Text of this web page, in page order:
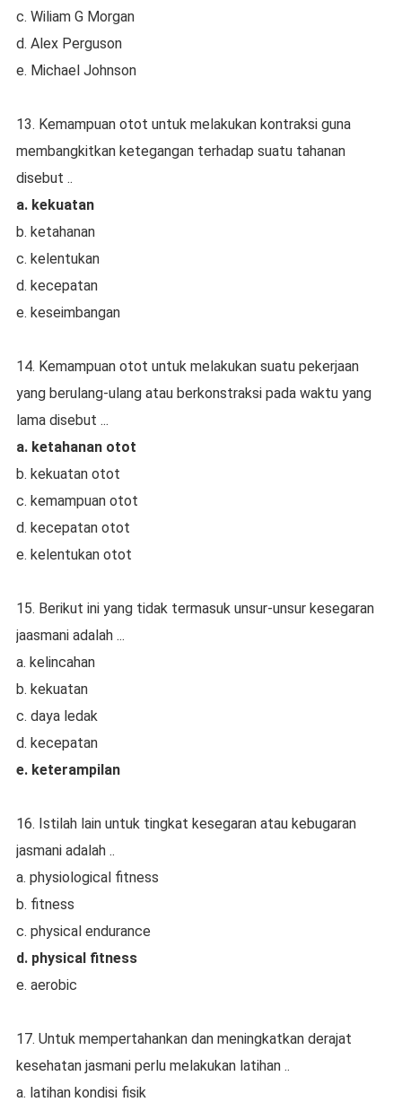
c. Wiliam G Morgan
d. Alex Perguson
e. Michael Johnson
13. Kemampuan otot untuk melakukan kontraksi guna
membangkitkan ketegangan terhadap suatu tahanan
disebut ..
a. kekuatan
b. ketahanan
c. kelentukan
d. kecepatan
e. keseimbangan
14. Kemampuan otot untuk melakukan suatu pekerjaan
yang berulang-ulang atau berkonstraksi pada waktu yang
lama disebut ...
a. ketahanan otot
b. kekuatan otot
c. kemampuan otot
d. kecepatan otot
e. kelentukan otot
15. Berikut ini yang tidak termasuk unsur-unsur kesegaran
jaasmani adalah ...
a. kelincahan
b. kekuatan
c. daya ledak
d. kecepatan
e. keterampilan
16. Istilah lain untuk tingkat kesegaran atau kebugaran
jasmani adalah ..
a. physiological fitness
b. fitness
c. physical endurance
d. physical fitness
e. aerobic
17. Untuk mempertahankan dan meningkatkan derajat
kesehatan jasmani perlu melakukan latihan ..
a. latihan kondisi fisik